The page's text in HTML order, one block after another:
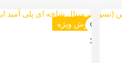
فروش ویژه